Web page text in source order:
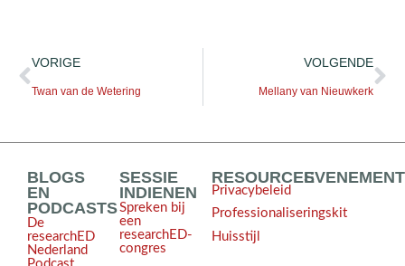
VORIGE
Twan van de Wetering
VOLGENDE
Mellany van Nieuwkerk
BLOGS
EN
PODCASTS
De
researchED
Nederland
SESSIE
INDIENEN
Spreken bij
een
researchED-
congres
RESOURCES
Privacybeleid
Professionaliseringskit
Huisstijl